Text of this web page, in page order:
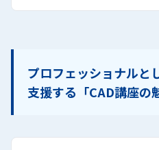
プロフェッショナルと
支援する「CAD講座の